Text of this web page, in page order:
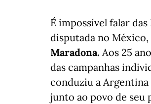
É impossível falar
disputada no México,
Maradona. Aos 25
das campanhas
conduziu a
junto ao povo de seu